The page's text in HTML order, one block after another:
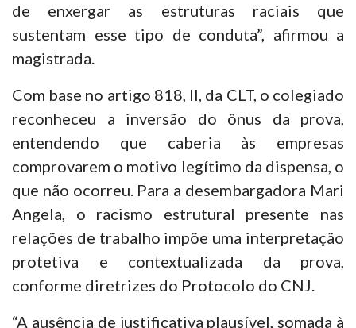
de enxergar as estruturas raciais que
sustentam esse tipo de conduta”, afirmou a
magistrada.
Com base no artigo 818, II, da CLT, o colegiado
reconheceu a inversão do ônus da prova,
entendendo que caberia às empresas
comprovarem o motivo legítimo da dispensa, o
que não ocorreu. Para a desembargadora Mari
Angela, o racismo estrutural presente nas
relações de trabalho impõe uma interpretação
protetiva e contextualizada da prova,
conforme diretrizes do Protocolo do CNJ.
“A ausência de justificativa plausível, somada à